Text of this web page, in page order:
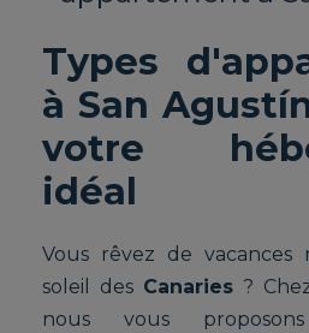
Types
à San
votre
idéal
Vous rêvez de vacances
soleil des Canaries ?
nous vous